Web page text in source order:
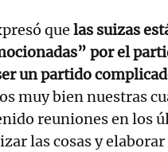
que las suizas
por el
un partido
muy bien nuestras
reuniones en los
las cosas y